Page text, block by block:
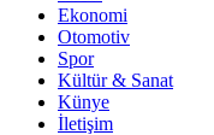
Ekonomi
Otomotiv
Spor
Kültür & Sanat
Künye
İletişim